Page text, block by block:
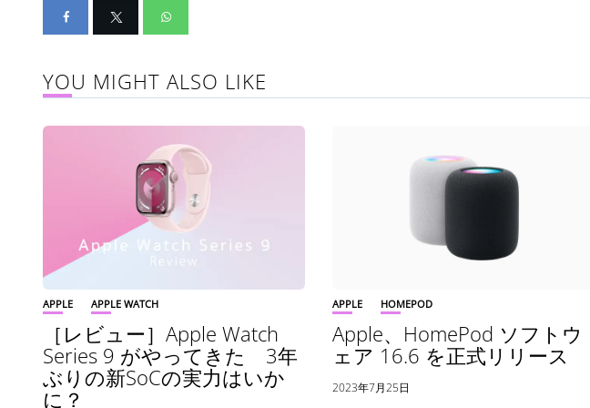
YOU MIGHT ALSO LIKE
APPLE APPLE WATCH
［レビュー］Apple Watch
Series 9 がやってきた 3年
ぶりの新SoCの実力はいか
に？
APPLE HOMEPOD
Apple、HomePod ソフトウ
ェア 16.6 を正式リリース
2023年7月25日